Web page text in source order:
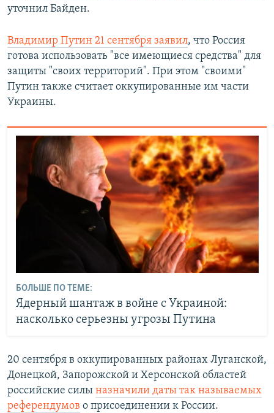
уточнил Байден.
Владимир Путин 21 сентября заявил, что Россия
готова использовать "все имеющиеся средства" для
защиты "своих территорий". При этом "своими"
Путин также считает оккупированные им части
Украины.
БОЛЬШЕ ПО ТЕМЕ:
Ядерный шантаж в войне с Украиной:
насколько серьезны угрозы Путина
20 сентября в оккупированных районах Луганской,
Донецкой, Запорожской и Херсонской областей
российские силы назначили даты так называемых
референдумов о присоединении к России.